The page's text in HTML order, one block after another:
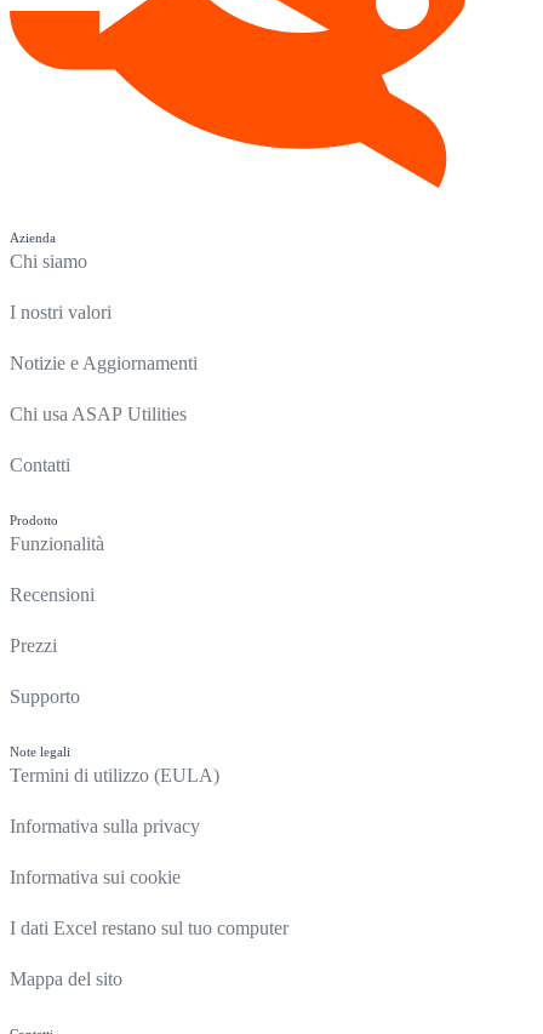
Azienda
Chi siamo
I nostri valori
Notizie e Aggiornamenti
Chi usa ASAP Utilities
Contatti
Prodotto
Funzionalità
Recensioni
Prezzi
Supporto
Note legali
Termini di utilizzo (EULA)
Informativa sulla privacy
Informativa sui cookie
I dati Excel restano sul tuo computer
Mappa del sito